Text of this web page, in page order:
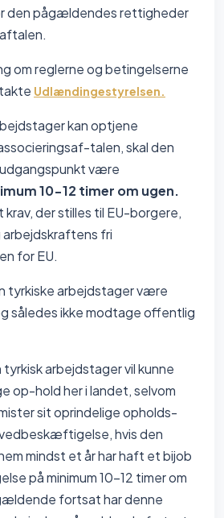
den pågældendes rettigheder
om reglerne og betingelserne
Udlændingestyrelsen.
kan optjene
talen, skal den
være
10-12 timer om ugen.
der stilles til EU-borgere,
arbejdskraftens fri
for EU.
tyrkiske arbejdstager være
således ikke modtage offentlig
arbejdstager vil kunne
op-hold her i landet, selvom
sit oprindelige opholds-
hvis den
mindst et år har haft et bijob
på minimum 10-12 timer om
fortsat har denne